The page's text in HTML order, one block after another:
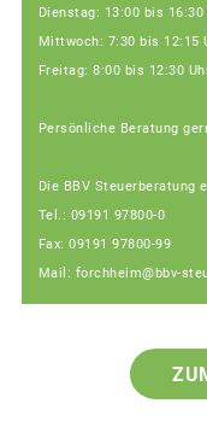
Dienstag: 13:00 bis 16:30
Mittwoch: 7:30 bis 12:15
Freitag: 8:00 bis 12:30
Persönliche Beratung
Die BBV Steuerberatung
Tel.: 09191 97800-0
Fax: 09191 97800-99
Mail: forchheim@bbv-